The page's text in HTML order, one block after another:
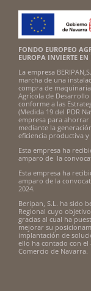
FONDO EUROPEO
EUROPA INVIERTE
La empresa
marcha de una
compra de
Agrícola de Desarrollo
conforme a las
(Medida 19 del PDR
empresa para ahorrar
mediante la
eficiencia productiva
Esta empresa ha
amparo de la
Esta empresa ha
amparo de la
2024.
Beripan, S.L. ha sido
Regional cuyo
gracias al cual ha
mejorar su
implantación de
ello ha contado con
Comercio de Navarra.